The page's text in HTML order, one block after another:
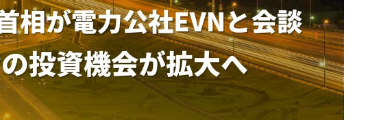
ナムで働く・仕事 ベトナム業界地図